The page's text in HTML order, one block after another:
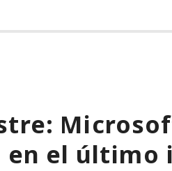
el último